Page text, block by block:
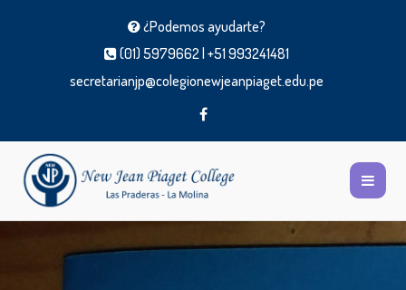
¿Podemos ayudarte?
(01) 5979662 | +51 993241481
secretarianjp@colegionewjeanpiaget.edu.pe